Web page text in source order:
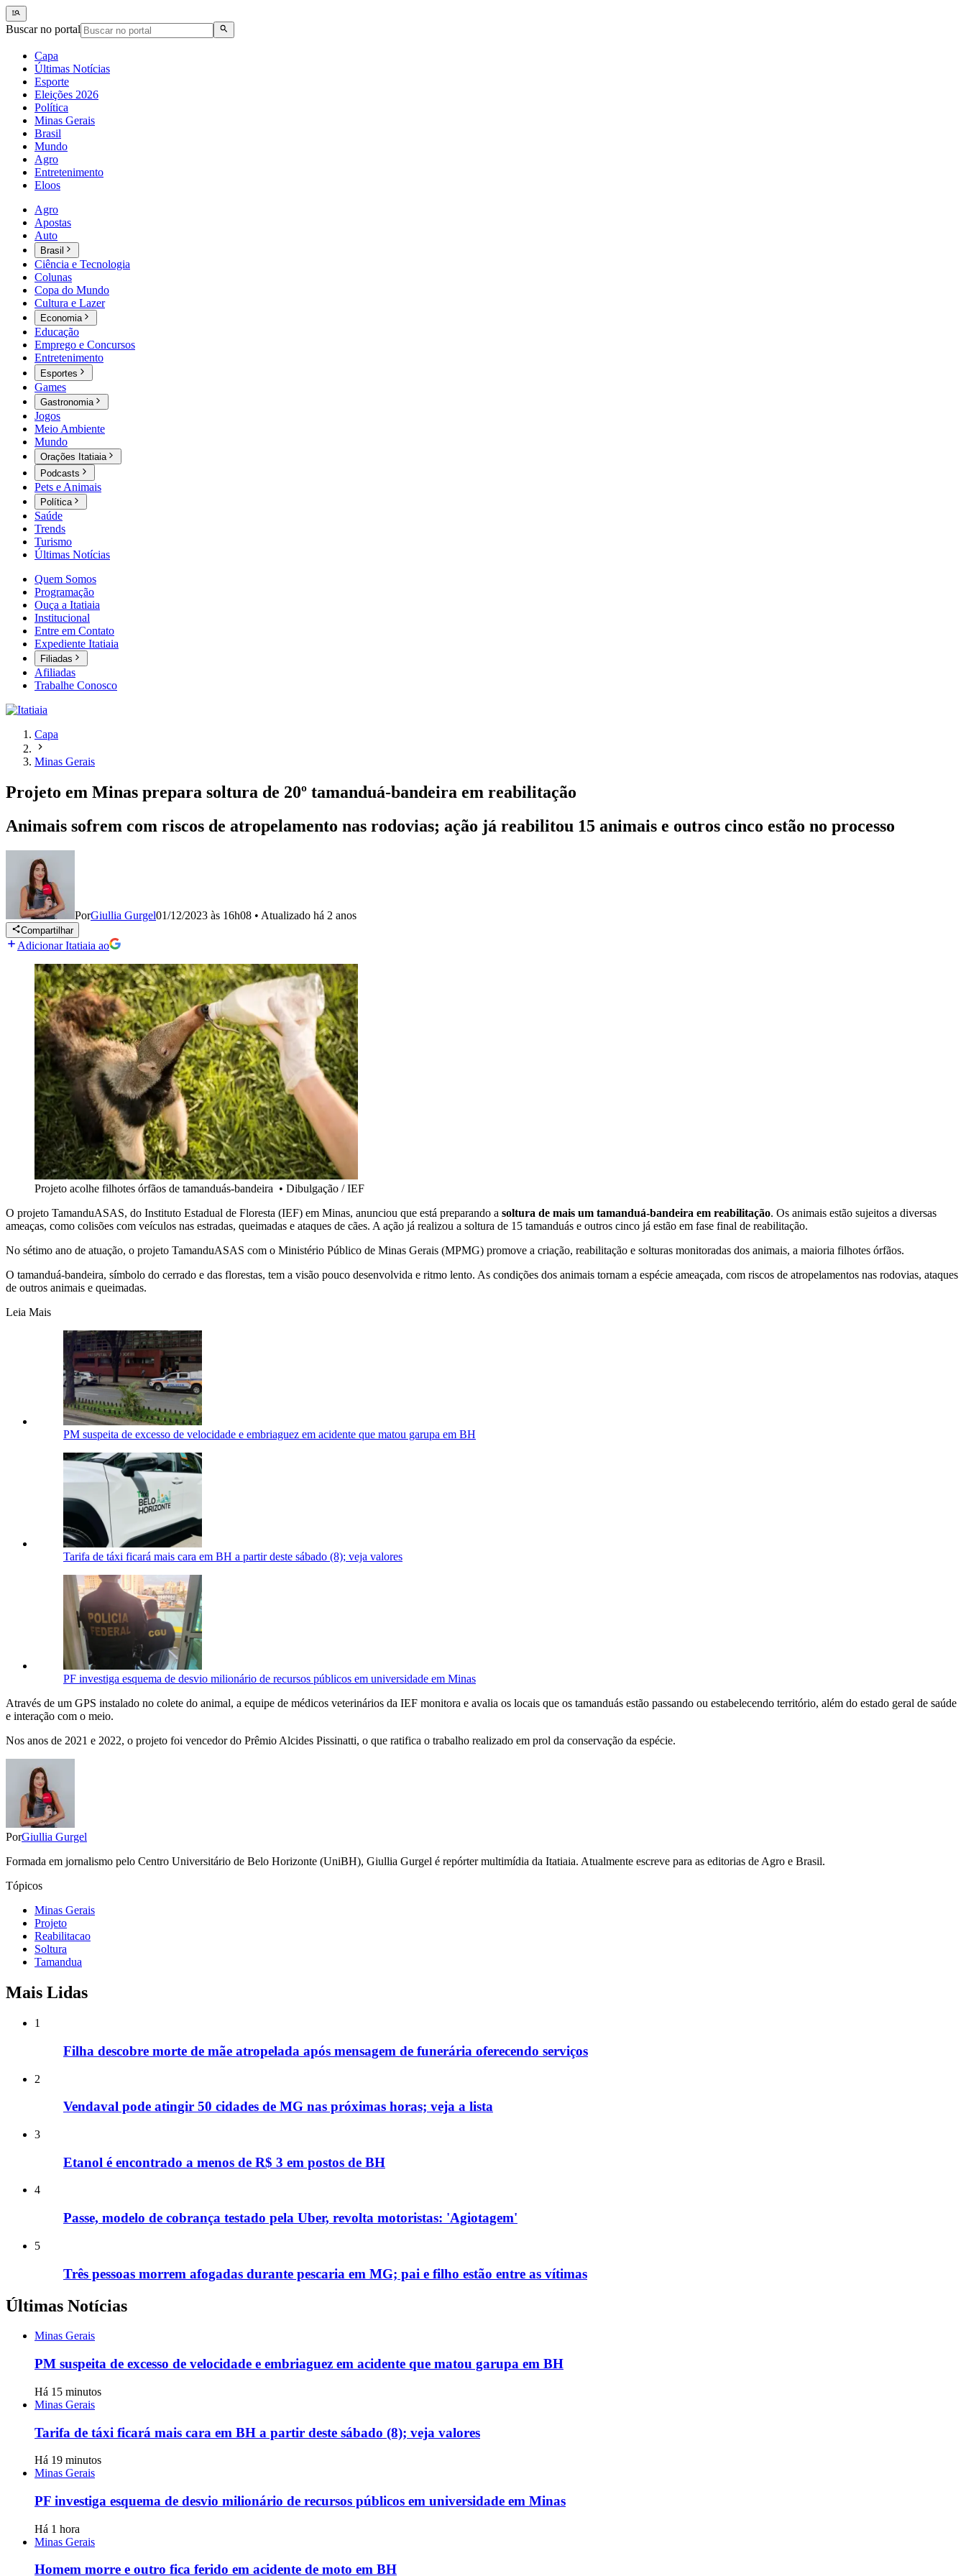
Buscar no portal
Capa
Últimas Notícias
Esporte
Eleições 2026
Política
Minas Gerais
Brasil
Mundo
Agro
Entretenimento
Eloos
Agro
Apostas
Auto
Brasil
Ciência e Tecnologia
Colunas
Copa do Mundo
Cultura e Lazer
Economia
Educação
Emprego e Concursos
Entretenimento
Esportes
Games
Gastronomia
Jogos
Meio Ambiente
Mundo
Orações Itatiaia
Podcasts
Pets e Animais
Política
Saúde
Trends
Turismo
Últimas Notícias
Quem Somos
Programação
Ouça a Itatiaia
Institucional
Entre em Contato
Expediente Itatiaia
Filiadas
Afiliadas
Trabalhe Conosco
Capa
Minas Gerais
Projeto em Minas prepara soltura de 20º tamanduá-bandeira em reabilitação
Animais sofrem com riscos de atropelamento nas rodovias; ação já reabilitou 15 animais e outros cinco estão no processo
PorGiullia Gurgel01/12/2023 às 16h08 • Atualizado há 2 anos
Compartilhar
Adicionar Itatiaia ao
Projeto acolhe filhotes órfãos de tamanduás-bandeira • Dibulgação / IEF
O projeto TamanduASAS, do Instituto Estadual de Floresta (IEF) em Minas, anunciou que está preparando a soltura de mais um tamanduá-bandeira em reabilitação. Os animais estão sujeitos a diversas
ameaças, como colisões com veículos nas estradas, queimadas e ataques de cães. A ação já realizou a soltura de 15 tamanduás e outros cinco já estão em fase final de reabilitação.
No sétimo ano de atuação, o projeto TamanduASAS com o Ministério Público de Minas Gerais (MPMG) promove a criação, reabilitação e solturas monitoradas dos animais, a maioria filhotes órfãos.
O tamanduá-bandeira, símbolo do cerrado e das florestas, tem a visão pouco desenvolvida e ritmo lento. As condições dos animais tornam a espécie ameaçada, com riscos de atropelamentos nas rodovias, ataques
de outros animais e queimadas.
Leia Mais
PM suspeita de excesso de velocidade e embriaguez em acidente que matou garupa em BH
Tarifa de táxi ficará mais cara em BH a partir deste sábado (8); veja valores
PF investiga esquema de desvio milionário de recursos públicos em universidade em Minas
Através de um GPS instalado no colete do animal, a equipe de médicos veterinários da IEF monitora e avalia os locais que os tamanduás estão passando ou estabelecendo território, além do estado geral de saúde
e interação com o meio.
Nos anos de 2021 e 2022, o projeto foi vencedor do Prêmio Alcides Pissinatti, o que ratifica o trabalho realizado em prol da conservação da espécie.
PorGiullia Gurgel
Formada em jornalismo pelo Centro Universitário de Belo Horizonte (UniBH), Giullia Gurgel é repórter multimídia da Itatiaia. Atualmente escreve para as editorias de Agro e Brasil.
Tópicos
Minas Gerais
Projeto
Reabilitacao
Soltura
Tamandua
Mais Lidas
1
Filha descobre morte de mãe atropelada após mensagem de funerária oferecendo serviços
2
Vendaval pode atingir 50 cidades de MG nas próximas horas; veja a lista
3
Etanol é encontrado a menos de R$ 3 em postos de BH
4
Passe, modelo de cobrança testado pela Uber, revolta motoristas: 'Agiotagem'
5
Três pessoas morrem afogadas durante pescaria em MG; pai e filho estão entre as vítimas
Últimas Notícias
Minas Gerais
PM suspeita de excesso de velocidade e embriaguez em acidente que matou garupa em BH
Há 15 minutos
Minas Gerais
Tarifa de táxi ficará mais cara em BH a partir deste sábado (8); veja valores
Há 19 minutos
Minas Gerais
PF investiga esquema de desvio milionário de recursos públicos em universidade em Minas
Há 1 hora
Minas Gerais
Homem morre e outro fica ferido em acidente de moto em BH